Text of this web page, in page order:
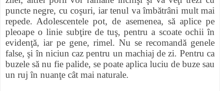
puncte negre, cu coşuri, iar tenul va îmbătrâni mult mai
repede. Adolescentele pot, de asemenea, să aplice pe
pleoape o linie subţire de tuş, pentru a scoate ochii în
evidenţă, iar pe gene, rimel. Nu se recomandă genele
false, şi în niciun caz pentru un machiaj de zi. Pentru ca
buzele să nu fie palide, se poate aplica luciu de buze sau
un ruj în nuanţe cât mai naturale.